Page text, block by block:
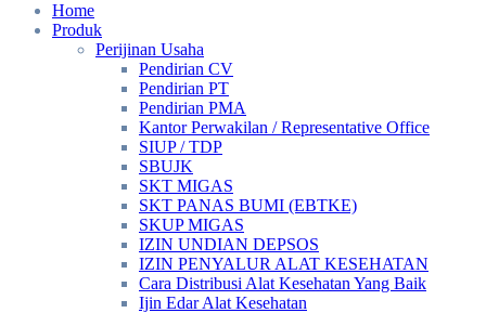
Home
Produk
Perijinan Usaha
Pendirian CV
Pendirian PT
Pendirian PMA
Kantor Perwakilan / Representative Office
SIUP / TDP
SBUJK
SKT MIGAS
SKT PANAS BUMI (EBTKE)
SKUP MIGAS
IZIN UNDIAN DEPSOS
IZIN PENYALUR ALAT KESEHATAN
Cara Distribusi Alat Kesehatan Yang Baik
Ijin Edar Alat Kesehatan